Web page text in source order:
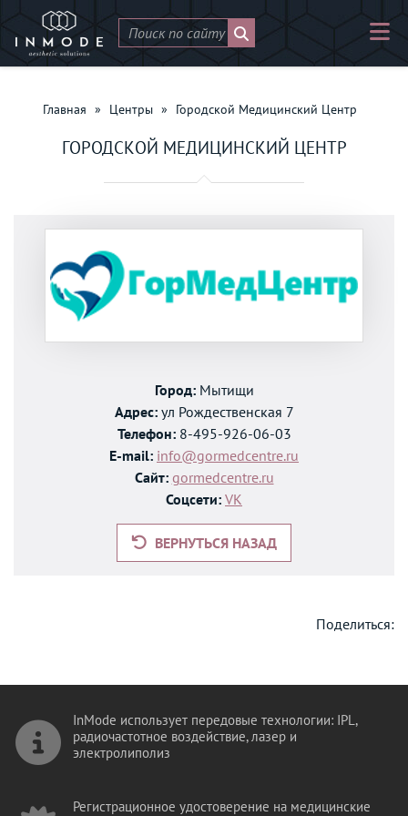
Главная » Центры » Городской Медицинский Центр
ГОРОДСКОЙ МЕДИЦИНСКИЙ ЦЕНТР
Город:Мытищи
Адрес:ул Рождественская 7
Телефон:8-495-926-06-03
E-mail: info@gormedcentre.ru
Сайт: gormedcentre.ru
Соцсети: VK
ВЕРНУТЬСЯ НАЗАД
Поделиться:
InMode использует передовые технологии: IPL,
радиочастотное воздействие, лазер и
электролиполиз
Регистрационное удостоверение на медицинские